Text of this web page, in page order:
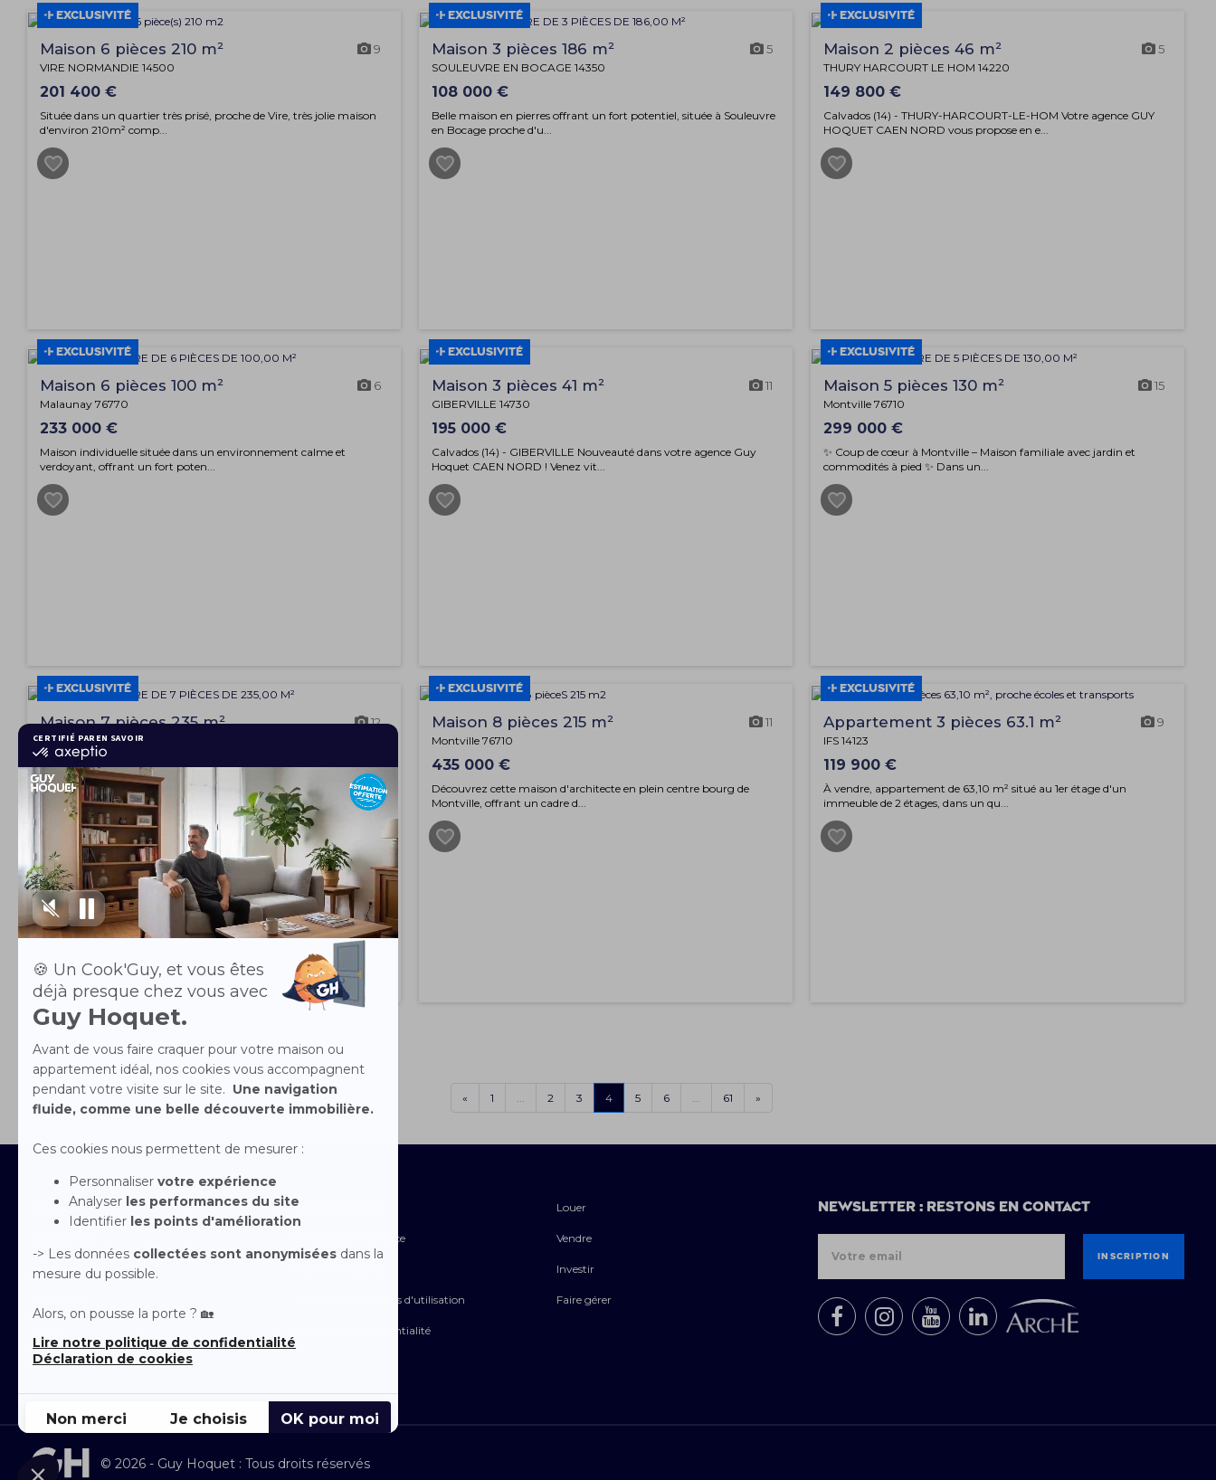
EXCLUSIVITÉ
Maison 6 pièces 210 m² 9
VIRE NORMANDIE 14500
201 400 €
Située dans un quartier très prisé, proche de Vire, très jolie maison
d'environ 210m² comp...
EXCLUSIVITÉ
Maison 3 pièces 186 m² 5
SOULEUVRE EN BOCAGE 14350
108 000 €
Belle maison en pierres offrant un fort potentiel, située à Souleuvre
en Bocage proche d'u...
EXCLUSIVITÉ
Maison 2 pièces 46 m² 5
THURY HARCOURT LE HOM 14220
149 800 €
Calvados (14) - THURY-HARCOURT-LE-HOM Votre agence GUY
HOQUET CAEN NORD vous propose en e...
EXCLUSIVITÉ
Maison 6 pièces 100 m² 6
Malaunay 76770
233 000 €
Maison individuelle située dans un environnement calme et
verdoyant, offrant un fort poten...
EXCLUSIVITÉ
Maison 3 pièces 41 m² 11
GIBERVILLE 14730
195 000 €
Calvados (14) - GIBERVILLE Nouveauté dans votre agence Guy
Hoquet CAEN NORD ! Venez vit...
EXCLUSIVITÉ
Maison 5 pièces 130 m² 15
Montville 76710
299 000 €
✨ Coup de cœur à Montville – Maison familiale avec jardin et
commodités à pied ✨ Dans un...
EXCLUSIVITÉ
Maison 7 pièces 235 m² 12
Malaunay 76770
499 000 €
À vendre: Superbe maison à Malaunay, 76770. Cette propriété
spacieuse de 235 m² offre 5 ch...
EXCLUSIVITÉ
Maison 8 pièces 215 m² 11
Montville 76710
435 000 €
Découvrez cette maison d'architecte en plein centre bourg de
Montville, offrant un cadre d...
EXCLUSIVITÉ
Appartement 3 pièces 63.1 m² 9
IFS 14123
119 900 €
À vendre, appartement de 63,10 m² situé au 1er étage d'un
immeuble de 2 étages, dans un qu...
« 1 2 3 4 5 6 61 »
Contactez-nous
Nous rejoindre
Espace Presse
Devenir franchisé
Immobilier en France
Conditions générales d'utilisation
Politique de confidentialité
Louer
Vendre
Investir
Faire gérer
Newsletter : restons en contact
INSCRIPTION
© 2026 - Guy Hoquet : Tous droits réservés